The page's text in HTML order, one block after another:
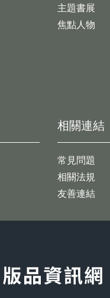
主題書展
焦點人物
相關連結
常見問題
相關法規
友善連結